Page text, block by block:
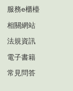
服務e櫃檯
相關網站
法規資訊
電子書籍
常見問答